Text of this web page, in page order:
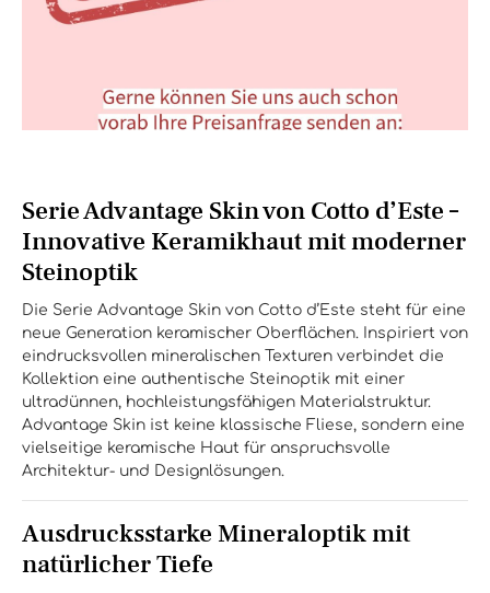
Serie Advantage Skin von Cotto d’Este –
Innovative Keramikhaut mit moderner
Steinoptik
Die Serie Advantage Skin von Cotto d’Este steht für eine
neue Generation keramischer Oberflächen. Inspiriert von
eindrucksvollen mineralischen Texturen verbindet die
Kollektion eine authentische Steinoptik mit einer
ultradünnen, hochleistungsfähigen Materialstruktur.
Advantage Skin ist keine klassische Fliese, sondern eine
vielseitige keramische Haut für anspruchsvolle
Architektur- und Designlösungen.
Ausdrucksstarke Mineraloptik mit
natürlicher Tiefe